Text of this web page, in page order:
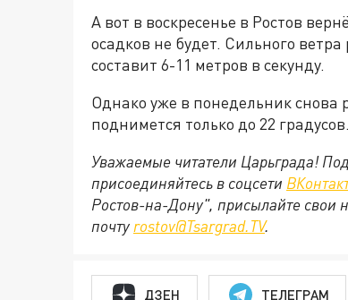
А вот в воскресенье в Ростов
осадков не будет. Сильного ветра
составит 6-11 метров в секунду.
Однако уже в понедельник снова
поднимется только до 22 градусов.
Уважаемые читатели Царьграда!
присоединяйтесь в соцсети
Ростов-на-Дону", присылайте свои
почту rostov@Tsargrad.ТV.
ДЗЕН ТЕЛЕГРАМ